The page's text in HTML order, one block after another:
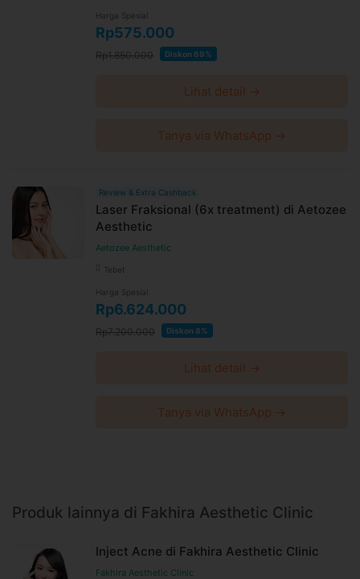
Harga Spesial
Rp575.000
Rp1.850.000 Diskon 69%
Lihat detail →
Tanya via WhatsApp →
Review & Extra Cashback
Laser Fraksional (6x treatment) di Aetozee
Aesthetic
Aetozee Aesthetic
Tebet
Harga Spesial
Rp6.624.000
Rp7.200.000 Diskon 8%
Lihat detail →
Tanya via WhatsApp →
Produk lainnya di Fakhira Aesthetic Clinic
Inject Acne di Fakhira Aesthetic Clinic
Fakhira Aesthetic Clinic